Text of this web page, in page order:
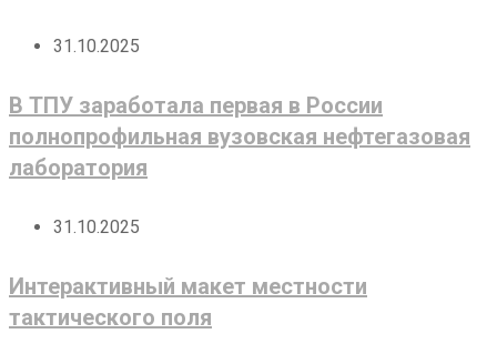
31.10.2025
В ТПУ заработала первая в России
полнопрофильная вузовская нефтегазовая
лаборатория
31.10.2025
Интерактивный макет местности
тактического поля